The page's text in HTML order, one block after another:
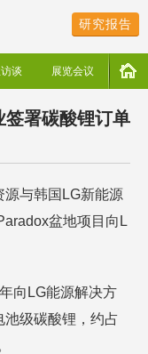
研究报告
谈 展览会议
署碳酸锂订单
与韩国LG新能源
盆地项目向L
向LG能源解决方
级碳酸锂，约占